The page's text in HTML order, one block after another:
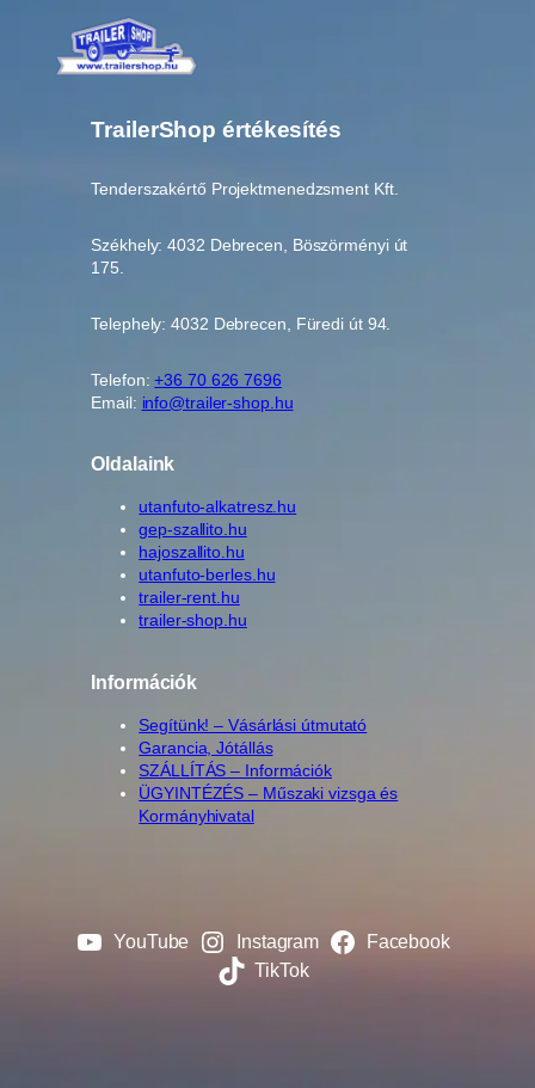
TrailerShop értékesítés
Tenderszakértő Projektmenedzsment Kft.
Székhely: 4032 Debrecen, Böszörményi út
175.
Telephely: 4032 Debrecen, Füredi út 94.
Telefon:+36 70 626 7696
Email: info@trailer-shop.hu
Oldalaink
utanfuto-alkatresz.hu
gep-szallito.hu
hajoszallito.hu
utanfuto-berles.hu
trailer-rent.hu
trailer-shop.hu
Információk
Segítünk! – Vásárlási útmutató
Garancia, Jótállás
SZÁLLÍTÁS – Információk
ÜGYINTÉZÉS – Műszaki vizsga és
Kormányhivatal
YouTube Instagram
Facebook
TikTok